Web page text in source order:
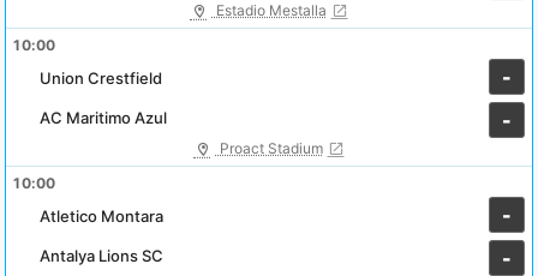
Estadio Mestalla
10:00
Union Crestfield
-
-
AC Maritimo Azul
Proact Stadium
10:00
Atletico Montara
-
-
Antalya Lions SC